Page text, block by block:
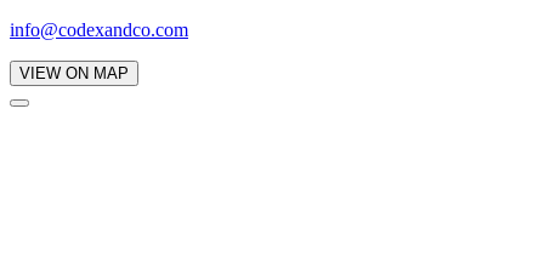
info@codexandco.com
VIEW ON MAP